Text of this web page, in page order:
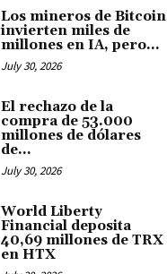
Los mineros de Bitcoin
invierten miles de
millones en IA, pero...
July 30, 2026
El rechazo de la
compra de 53.000
millones de dólares
de...
July 30, 2026
World Liberty
Financial deposita
40,69 millones de TRX
en HTX